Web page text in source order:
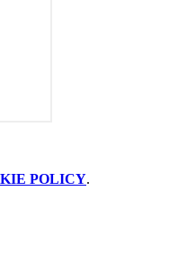
POLICY.